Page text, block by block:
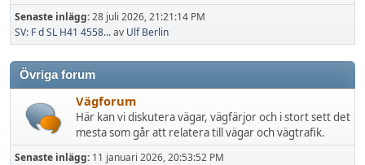
Senaste inlägg:28 juli 2026, 21:21:14 PM
SV: F d SL H41 4558...av Ulf Berlin
Övriga forum
Vägforum
Här kan vi diskutera vägar, vägfärjor och i stort sett det
mesta som går att relatera till vägar och vägtrafik.
Senaste inlägg: 11 januari 2026, 20:53:52 PM